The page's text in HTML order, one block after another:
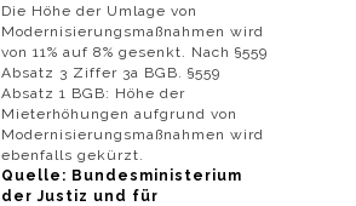
Die Höhe der Umlage von
Modernisierungsmaßnahmen wird
von 11% auf 8% gesenkt. Nach §559
Absatz 3 Ziffer 3a BGB. §559
Absatz 1 BGB: Höhe der
Mieterhöhungen aufgrund von
Modernisierungsmaßnahmen wird
ebenfalls gekürzt.
Quelle: Bundesministerium
der Justiz und für